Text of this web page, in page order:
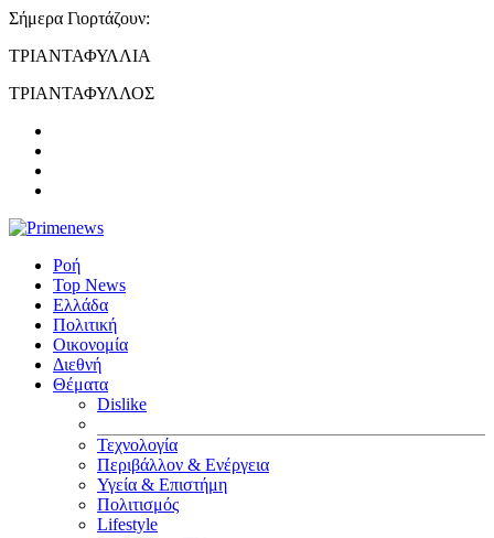
Σήμερα Γιορτάζουν:
ΤΡΙΑΝΤΑΦΥΛΛΙΑ
ΤΡΙΑΝΤΑΦΥΛΛΟΣ
Ροή
Top News
Ελλάδα
Πολιτική
Οικονομία
Διεθνή
Θέματα
Dislike
Τεχνολογία
Περιβάλλον & Ενέργεια
Υγεία & Επιστήμη
Πολιτισμός
Lifestyle